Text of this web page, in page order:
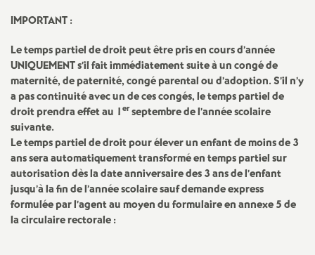
d
e
g
r
é
IMPORTANT:
Le temps partiel de droit peut être pris en cours d’année
UNIQUEMENTs’il fait immédiatement suite à un congé de
maternité, de paternité, congé parental ou d’adoption. S’il n’y
a pas continuité avec un de ces congés, le temps partiel de
droit prendra effet au 1erseptembre de l’année scolaire
suivante.
Le temps partiel de droit pour élever un enfant de moins de 3
ans sera automatiquement transformé en temps partiel sur
autorisation dès la date anniversaire des 3 ans de l’enfant
jusqu’à la fin de l’année scolaire sauf demande express
formulée par l’agent au moyen du formulaire en annexe 5 de
la circulaire rectorale :